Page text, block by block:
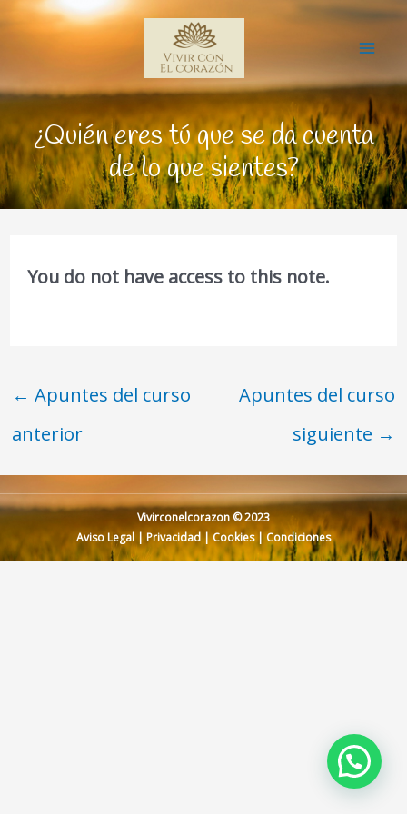
¿Quién eres tú que se da cuenta
de lo que sientes?
You do not have access to this note.
← Apuntes del curso
anterior
Apuntes del curso
siguiente →
Vivirconelcorazon © 2023
Aviso Legal | Privacidad|Cookies| Condiciones